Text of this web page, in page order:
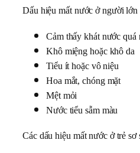
Dấu hiệu mất nước ở người lớn
Cảm thấy khát nước quá
Khô miệng hoặc khô da
Tiểu ít hoặc vô niệu
Hoa mắt, chóng mặt
Mệt mỏi
Nước tiểu sẫm màu
Các dấu hiệu mất nước ở trẻ sơ